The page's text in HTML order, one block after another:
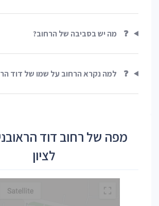
❓ מה יש בסביבה של הרחוב?
❓ למה נקרא הרחוב על שמו של דוד
מפה של רחוב דוד
לציון